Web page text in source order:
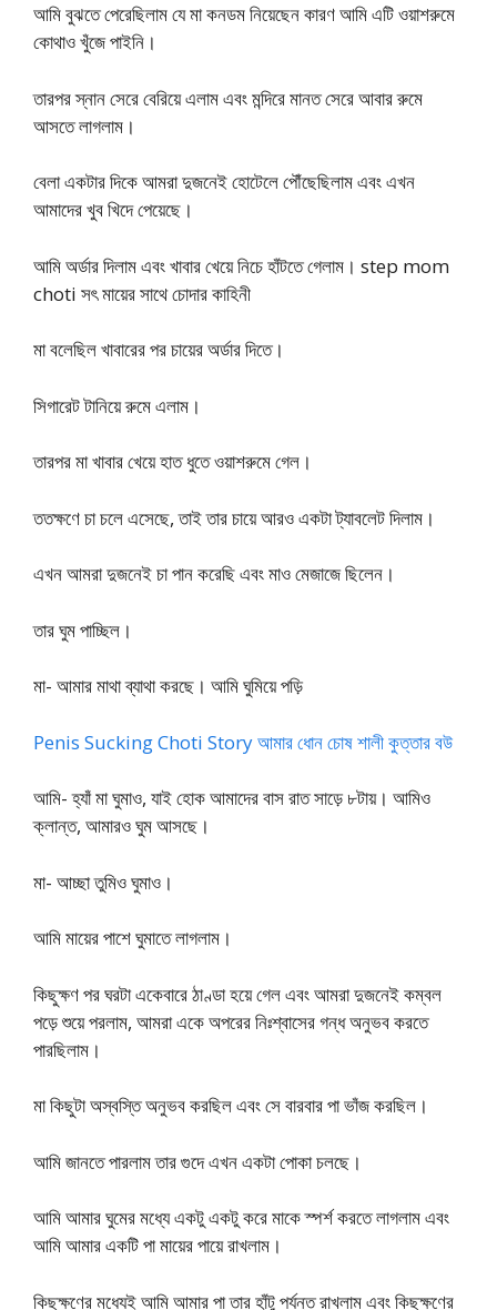
আমি বুঝতে পেরেছিলাম যে মা কনডম নিয়েছেন কারণ আমি এটি ওয়াশরুমে
কোথাও খুঁজে পাইনি।
তারপর স্নান সেরে বেরিয়ে এলাম এবং মন্দিরে মানত সেরে আবার রুমে
আসতে লাগলাম।
বেলা একটার দিকে আমরা দুজনেই হোটেলে পৌঁছেছিলাম এবং এখন
আমাদের খুব খিদে পেয়েছে।
আমি অর্ডার দিলাম এবং খাবার খেয়ে নিচে হাঁটতে গেলাম। step mom
choti সৎ মায়ের সাথে চোদার কাহিনী
মা বলেছিল খাবারের পর চায়ের অর্ডার দিতে।
সিগারেট টানিয়ে রুমে এলাম।
তারপর মা খাবার খেয়ে হাত ধুতে ওয়াশরুমে গেল।
ততক্ষণে চা চলে এসেছে, তাই তার চায়ে আরও একটা ট্যাবলেট দিলাম।
এখন আমরা দুজনেই চা পান করেছি এবং মাও মেজাজে ছিলেন।
তার ঘুম পাচ্ছিল।
মা- আমার মাথা ব্যাথা করছে। আমি ঘুমিয়ে পড়ি
Penis Sucking Choti Story আমার ধোন চোষ শালী কুত্তার বউ
আমি- হ্যাঁ মা ঘুমাও, যাই হোক আমাদের বাস রাত সাড়ে ৮টায়। আমিও
ক্লান্ত, আমারও ঘুম আসছে।
মা- আচ্ছা তুমিও ঘুমাও।
আমি মায়ের পাশে ঘুমাতে লাগলাম।
কিছুক্ষণ পর ঘরটা একেবারে ঠাণ্ডা হয়ে গেল এবং আমরা দুজনেই কম্বল
পড়ে শুয়ে পরলাম, আমরা একে অপরের নিঃশ্বাসের গন্ধ অনুভব করতে
পারছিলাম।
মা কিছুটা অস্বস্তি অনুভব করছিল এবং সে বারবার পা ভাঁজ করছিল।
আমি জানতে পারলাম তার গুদে এখন একটা পোকা চলছে।
আমি আমার ঘুমের মধ্যে একটু একটু করে মাকে স্পর্শ করতে লাগলাম এবং
আমি আমার একটি পা মায়ের পায়ে রাখলাম।
কিছুক্ষণের মধ্যেই আমি আমার পা তার হাঁটু পর্যন্ত রাখলাম এবং কিছুক্ষণের